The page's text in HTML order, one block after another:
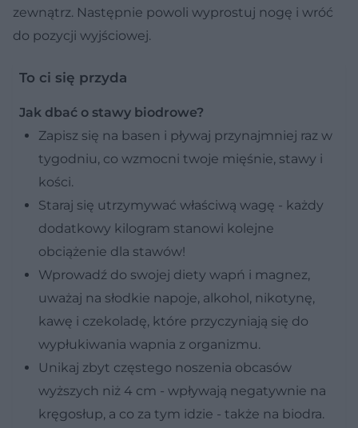
zewnątrz. Następnie powoli wyprostuj nogę i wróć
do pozycji wyjściowej.
To ci się przyda
Jak dbać o stawy biodrowe?
Zapisz się na basen i pływaj przynajmniej raz w
tygodniu, co wzmocni twoje mięśnie, stawy i
kości.
Staraj się utrzymywać właściwą wagę - każdy
dodatkowy kilogram stanowi kolejne
obciążenie dla stawów!
Wprowadź do swojej diety wapń i magnez,
uważaj na słodkie napoje, alkohol, nikotynę,
kawę i czekoladę, które przyczyniają się do
wypłukiwania wapnia z organizmu.
Unikaj zbyt częstego noszenia obcasów
wyższych niż 4 cm - wpływają negatywnie na
kręgosłup, a co za tym idzie - także na biodra.